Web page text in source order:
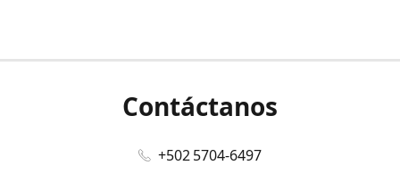
Contáctanos
+502 5704-6497